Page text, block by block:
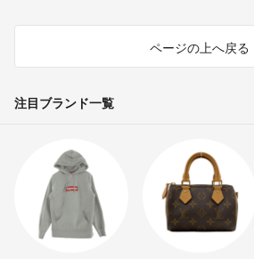
ページの上へ戻る
注目ブランド一覧